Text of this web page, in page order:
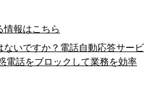
情報はこちら
ないですか？電話自動応答サービ
電話をブロックして業務を効率